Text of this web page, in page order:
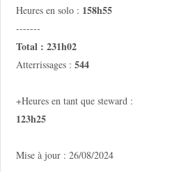
Heures en solo : 158h55
-------
Total : 231h02
Atterrissages : 544
+Heures en tant que steward :
123h25
Mise à jour : 26/08/2024